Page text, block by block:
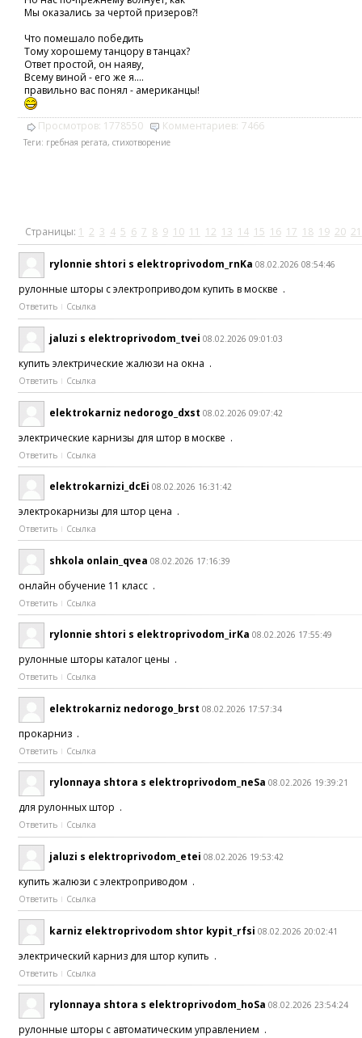
Мы оказались за чертой призеров?!
Что помешало победить
Тому хорошему танцору в танцах?
Ответ простой, он наяву,
Всему виной - его же я....
правильно вас понял - американцы!
Просмотров: 1778550 Комментариев: 7466
Теги: гребная регата, стихотворение
Страницы: 1 2 3 4 5 6 7 8 9 10 11 12 13 14 15 16 17 18 19 20 21
rylonnie shtori s elektroprivodom_rnKa 08.02.2026 08:54:46
рулонные шторы с электроприводом купить в москве .
Ответить Ссылка
jaluzi s elektroprivodom_tvei 08.02.2026 09:01:03
купить электрические жалюзи на окна .
Ответить Ссылка
elektrokarniz nedorogo_dxst 08.02.2026 09:07:42
электрические карнизы для штор в москве .
Ответить Ссылка
elektrokarnizi_dcEi 08.02.2026 16:31:42
электрокарнизы для штор цена .
Ответить Ссылка
shkola onlain_qvea 08.02.2026 17:16:39
онлайн обучение 11 класс .
Ответить Ссылка
rylonnie shtori s elektroprivodom_irKa 08.02.2026 17:55:49
рулонные шторы каталог цены .
Ответить Ссылка
elektrokarniz nedorogo_brst 08.02.2026 17:57:34
прокарниз .
Ответить Ссылка
rylonnaya shtora s elektroprivodom_neSa 08.02.2026 19:39:21
для рулонных штор .
Ответить Ссылка
jaluzi s elektroprivodom_etei 08.02.2026 19:53:42
купить жалюзи с электроприводом .
Ответить Ссылка
karniz elektroprivodom shtor kypit_rfsi 08.02.2026 20:02:41
электрический карниз для штор купить .
Ответить Ссылка
rylonnaya shtora s elektroprivodom_hoSa 08.02.2026 23:54:24
рулонные шторы с автоматическим управлением .